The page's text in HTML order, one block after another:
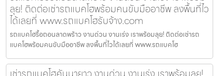
ลุย! ติดต่อเช่ารถแบคโฮพร้อมคนขับมืออาชีพ ลงพื้นที่ไว
ได้เลยที่ www.รถแบคโฮรับจ้าง.com
รถแบคโฮรื้อถอนลาดพร้าว งานด่วน งานเร่ง เราพร้อมลุย! ติดต่อเช่ารถ
แบคโฮพร้อมคนขับมืออาชีพ ลงพื้นที่ไวได้เลยที่ www.รถแบคโฮ